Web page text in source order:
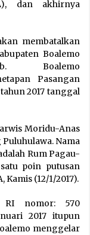
dan akhirnya
membatalkan
Boalemo
Boalemo
Pasangan
2017 tanggal
Moridu-Anas
Nama
Rum Pagau-
poin putusan
(12/1/2017).
RI nomor: 570
2017 itupun
menggelar